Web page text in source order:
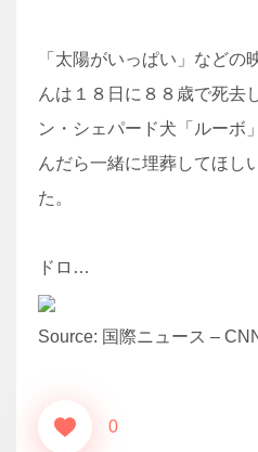
「太陽がいっぱい」などの
んは１８日に８８歳で死去
ン・シェパード犬「ルーボ
んだら一緒に埋葬してほし
た。
ドロ…
Source: 国際ニュース –
0